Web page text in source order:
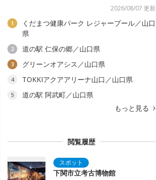
2026/08/07 更新
1
くだまつ健康パーク レジャープール／山口
県
2 道の駅 仁保の郷／山口県
3 グリーンオアシス／山口県
4 TOKKIアクアアリーナ山口／山口県
5
道の駅 阿武町／山口県
もっと見る
閲覧履歴
下関市立考古博物館